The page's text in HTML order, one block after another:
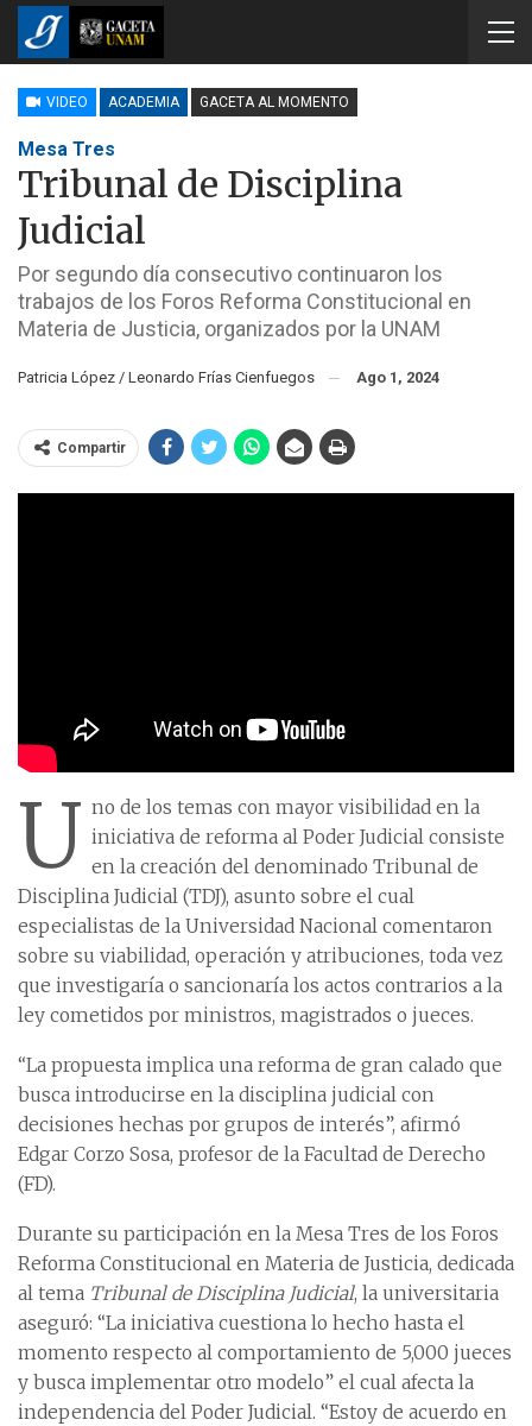
VIDEO ACADEMIA GACETA AL MOMENTO
Mesa Tres
Tribunal de Disciplina
Judicial
Por segundo día consecutivo continuaron los
trabajos de los Foros Reforma Constitucional en
Materia de Justicia, organizados por la UNAM
Patricia López / Leonardo Frías Cienfuegos Ago 1, 2024
Compartir
U no de los temas con mayor visibilidad en la
iniciativa de reforma al Poder Judicial consiste
en la creación del denominado Tribunal de
Disciplina Judicial (TDJ), asunto sobre el cual
especialistas de la Universidad Nacional comentaron
sobre su viabilidad, operación y atribuciones, toda vez
que investigaría o sancionaría los actos contrarios a la
ley cometidos por ministros, magistrados o jueces.
“La propuesta implica una reforma de gran calado que
busca introducirse en la disciplina judicial con
decisiones hechas por grupos de interés”, afirmó
Edgar Corzo Sosa, profesor de la Facultad de Derecho
(FD).
Durante su participación en la Mesa Tres de los Foros
Reforma Constitucional en Materia de Justicia, dedicada
al tema Tribunal de Disciplina Judicial, la universitaria
aseguró: “La iniciativa cuestiona lo hecho hasta el
momento respecto al comportamiento de 5,000 jueces
y busca implementar otro modelo” el cual afecta la
independencia del Poder Judicial. “Estoy de acuerdo en